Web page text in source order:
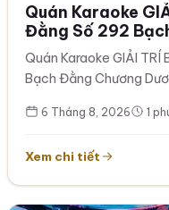
Quán Karaoke
Đằng Số 292
Hoàn Kiếm, Hà
Karaoke 292
– Phòng Hát
Quán Karaoke GIẢI
Bạch Đằng Chương
6 Tháng 8, 2026 1
Xem chi tiết